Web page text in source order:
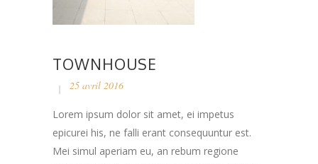
TOWNHOUSE
25 avril 2016
Lorem ipsum dolor sit amet, ei impetus
epicurei his, ne falli erant consequuntur est.
Mei simul aperiam eu, an rebum regione